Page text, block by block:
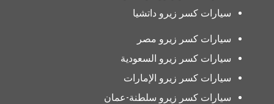
سيارات كسر زيرو داتشيا
سيارات كسر زيرو مصر
سيارات كسر زيرو السعودية
سيارات كسر زيرو الإمارات
سيارات كسر زيرو سلطنة-عمان